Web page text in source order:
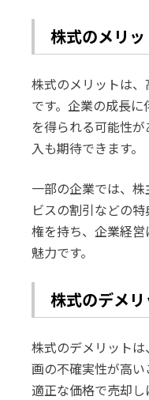
株式のメリッ
株式のメリットは
です。企業の成長
を得られる可能性
入も期待できます。
一部の企業では、
ビスの割引などの
権を持ち、企業経
魅力です。
株式のデメリ
株式のデメリット
画の不確実性が高
適正な価格で売却